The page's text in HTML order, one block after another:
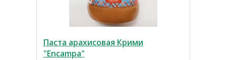
Паста арахисовая Крими
"Encampa"